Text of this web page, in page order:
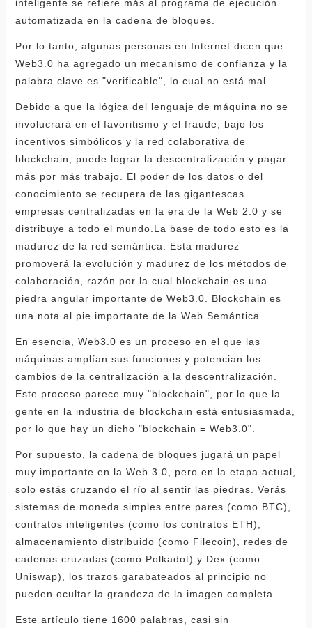
inteligente se refiere más al programa de ejecución
automatizada en la cadena de bloques.
Por lo tanto, algunas personas en Internet dicen que
Web3.0 ha agregado un mecanismo de confianza y la
palabra clave es "verificable", lo cual no está mal.
Debido a que la lógica del lenguaje de máquina no se
involucrará en el favoritismo y el fraude, bajo los
incentivos simbólicos y la red colaborativa de
blockchain, puede lograr la descentralización y pagar
más por más trabajo. El poder de los datos o del
conocimiento se recupera de las gigantescas
empresas centralizadas en la era de la Web 2.0 y se
distribuye a todo el mundo.La base de todo esto es la
madurez de la red semántica. Esta madurez
promoverá la evolución y madurez de los métodos de
colaboración, razón por la cual blockchain es una
piedra angular importante de Web3.0. Blockchain es
una nota al pie importante de la Web Semántica.
En esencia, Web3.0 es un proceso en el que las
máquinas amplían sus funciones y potencian los
cambios de la centralización a la descentralización.
Este proceso parece muy "blockchain", por lo que la
gente en la industria de blockchain está entusiasmada,
por lo que hay un dicho "blockchain = Web3.0".
Por supuesto, la cadena de bloques jugará un papel
muy importante en la Web 3.0, pero en la etapa actual,
solo estás cruzando el río al sentir las piedras. Verás
sistemas de moneda simples entre pares (como BTC),
contratos inteligentes (como los contratos ETH),
almacenamiento distribuido (como Filecoin), redes de
cadenas cruzadas (como Polkadot) y Dex (como
Uniswap), los trazos garabateados al principio no
pueden ocultar la grandeza de la imagen completa.
Este artículo tiene 1600 palabras, casi sin